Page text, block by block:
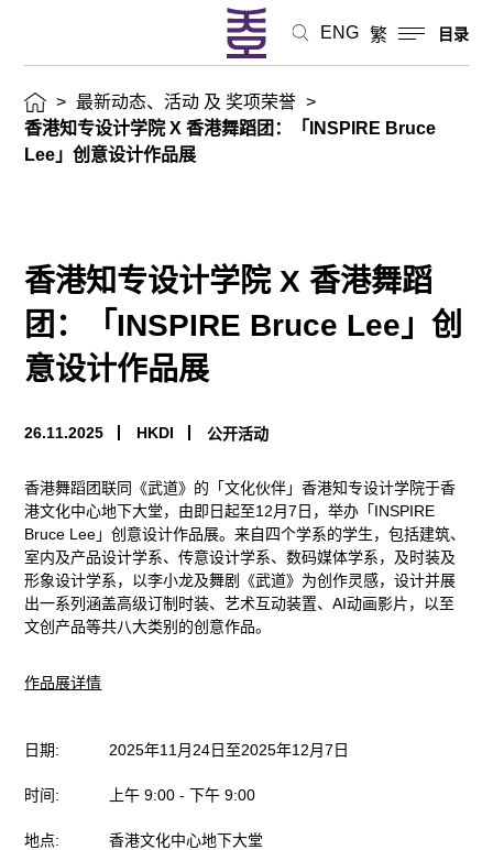
ENG 繁 目录
蹈
团：
Lee」
创
意
设
计
作
品
展
最
态、
> 最新动态、活动 及 奖项荣誉 >
香港知专设计学院 X 香港舞蹈团：「INSPIRE Bruce
Lee」创意设计作品展
香港知专设计学院 X 香港舞蹈
团：「INSPIRE Bruce Lee」创
意设计作品展
26.11.2025 HKDI 公开活动
香港舞蹈团联同《武道》的「文化伙伴」香港知专设计学院于香
港文化中心地下大堂，由即日起至12月7日，举办「INSPIRE
Bruce Lee」创意设计作品展。来自四个学系的学生，包括建筑、
室内及产品设计学系、传意设计学系、数码媒体学系，及时装及
形象设计学系，以李小龙及舞剧《武道》为创作灵感，设计并展
出一系列涵盖高级订制时装、艺术互动装置、AI动画影片，以至
文创产品等共八大类别的创意作品。
作品展详情
日期: 2025年11月24日 至2025年12月7日
时间: 上午 9:00 - 下午 9:00
地点: 香港文化中心地下大堂